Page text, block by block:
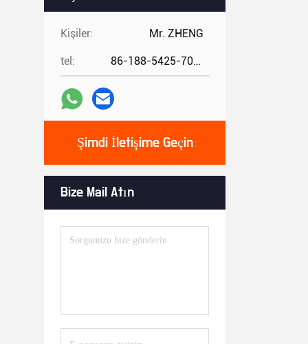
Kişiler: Mr. ZHENG
tel: 86-188-5425-7020
Şimdi İletişime Geçin
Bize Mail Atın